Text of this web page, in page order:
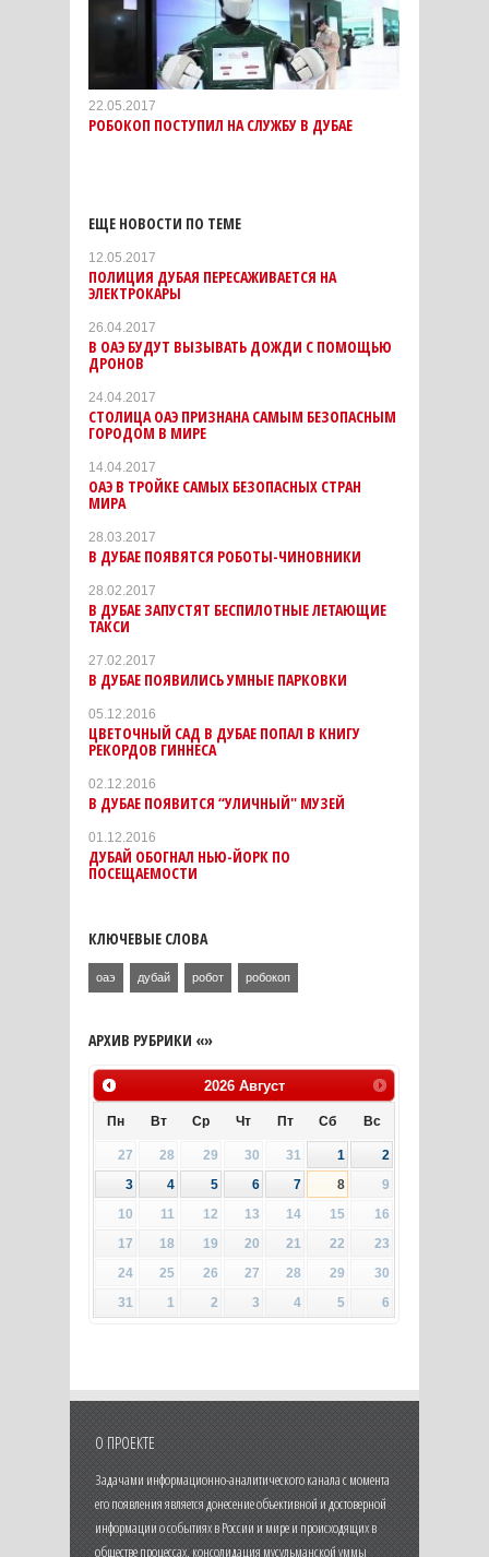
22.05.2017
РОБОКОП ПОСТУПИЛ НА СЛУЖБУ В ДУБАЕ
ЕЩЕ НОВОСТИ ПО ТЕМЕ
12.05.2017
ПОЛИЦИЯ ДУБАЯ ПЕРЕСАЖИВАЕТСЯ НА
ЭЛЕКТРОКАРЫ
26.04.2017
В ОАЭ БУДУТ ВЫЗЫВАТЬ ДОЖДИ С ПОМОЩЬЮ
ДРОНОВ
24.04.2017
СТОЛИЦА ОАЭ ПРИЗНАНА САМЫМ БЕЗОПАСНЫМ
ГОРОДОМ В МИРЕ
14.04.2017
ОАЭ В ТРОЙКЕ САМЫХ БЕЗОПАСНЫХ СТРАН
МИРА
28.03.2017
​В ДУБАЕ ПОЯВЯТСЯ РОБОТЫ-ЧИНОВНИКИ
28.02.2017
В ДУБАЕ ЗАПУСТЯТ БЕСПИЛОТНЫЕ ЛЕТАЮЩИЕ
ТАКСИ
27.02.2017
В ДУБАЕ ПОЯВИЛИСЬ УМНЫЕ ПАРКОВКИ
05.12.2016
ЦВЕТОЧНЫЙ САД В ДУБАЕ ПОПАЛ В КНИГУ
РЕКОРДОВ ГИННЕСА
02.12.2016
В ДУБАЕ ПОЯВИТСЯ “УЛИЧНЫЙ" МУЗЕЙ
01.12.2016
ДУБАЙ ОБОГНАЛ НЬЮ-ЙОРК ПО
ПОСЕЩАЕМОСТИ
КЛЮЧЕВЫЕ СЛОВА
оаэ дубай робот робокоп
АРХИВ РУБРИКИ «»
2026 Август
Пн Вт Ср Чт Пт Сб Вс
27 28 29 30 31 1
2
3
4 5 6 7 8
9
10
11 12 13 14 15
16
17
18 19 20 21 22
23
24
25 26 27 28 29
30
31
1 2 3 4 5 6
О ПРОЕКТЕ
Задачами информационно-аналитического канала с момента
его появления является донесение объективной и достоверной
информации о событиях в России и мире и происходящих в
обществе процессах, консолидация мусульманской уммы